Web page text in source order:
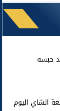
حبسه
الشاي اليوم